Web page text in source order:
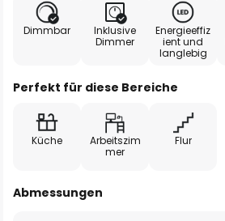
Dimmbar
Inklusive
Dimmer
Energieeffiz
ient und
langlebig
Perfekt für diese Bereiche
Küche
Arbeitszim
mer
Flur
Abmessungen